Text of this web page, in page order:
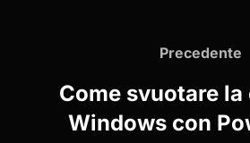
Precedente
Come svuotare la
Windows con